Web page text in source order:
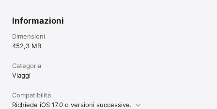
Informazioni
Dimensioni
452,3 MB
Categoria
Viaggi
Compatibilità
Richiede iOS 17.0 o versioni successive.